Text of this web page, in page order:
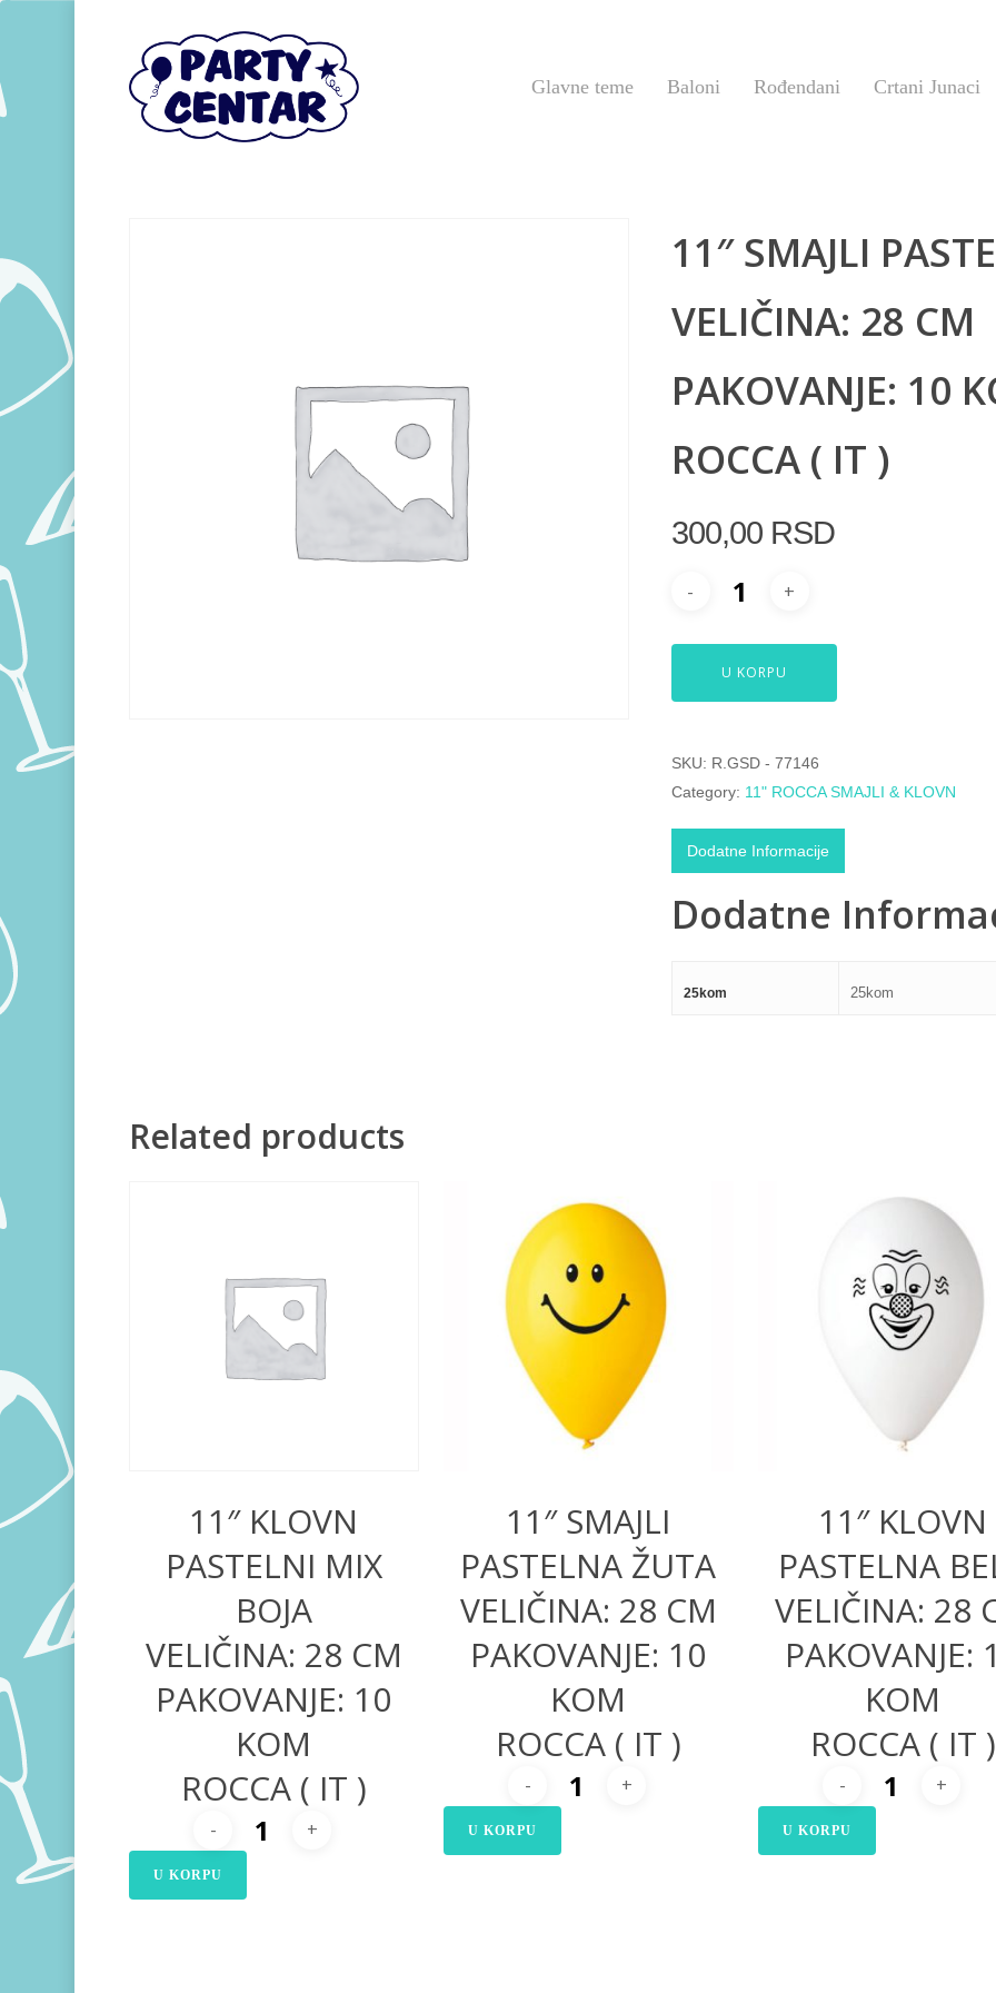
Hit enter to search or ESC to close
Glavne teme Baloni Rođendani Crtani Junaci
11″ SMAJLI
VELIČINA: 28 CM
PAKOVANJE: 10
ROCCA ( IT )
300,00 RSD
U KORPU
SKU: R.GSD - 77146
Category: 11" ROCCA SMAJLI & KLOVN
Dodatne Informacije
Dodatne
25kom 25kom
Related products
300,00RSD
11″ KLOVN
PASTELNI MIX
BOJA
VELIČINA: 28 CM
PAKOVANJE: 10
KOM
ROCCA ( IT )
U KORPU
300,00RSD
11″ SMAJLI
PASTELNA ŽUTA
VELIČINA: 28 CM
PAKOVANJE: 10
KOM
ROCCA ( IT )
U KORPU
300,00RSD
11″ KLOVN
PASTELNA
VELIČINA: 28
PAKOVANJE:
KOM
ROCCA ( IT )
U KORPU